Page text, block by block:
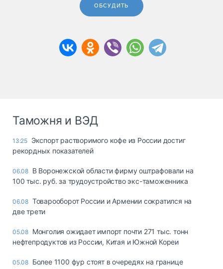
ОБСУДИТЬ
Таможня и ВЭД
13:25 Экспорт растворимого кофе из России достиг
рекордных показателей
06.08 В Воронежской области фирму оштрафовали на
100 тыс. руб. за трудоустройство экс-таможенника
06.08 Товарооборот России и Армении сократился на
две трети
05.08 Монголия ожидает импорт почти 271 тыс. тонн
нефтепродуктов из России, Китая и Южной Кореи
05.08 Более 1100 фур стоят в очередях на границе